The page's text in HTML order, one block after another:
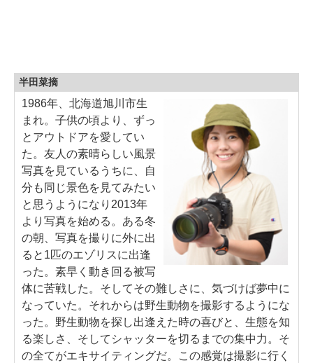
半田菜摘
1986年、北海道旭川市生
まれ。子供の頃より、ずっ
とアウトドアを愛してい
た。友人の素晴らしい風景
写真を見ているうちに、自
分も同じ景色を見てみたい
と思うようになり2013年
より写真を始める。ある冬
の朝、写真を撮りに外に出
ると1匹のエゾリスに出逢
った。素早く動き回る被写
体に苦戦した。そしてその難しさに、気づけば夢中に
なっていた。それからは野生動物を撮影するようにな
った。野生動物を探し出逢えた時の喜びと、生態を知
る楽しさ、そしてシャッターを切るまでの集中力。そ
の全てがエキサイティングだ。この感覚は撮影に行く